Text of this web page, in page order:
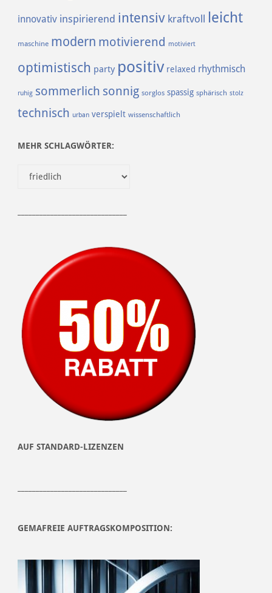
innovativ inspirierend intensiv kraftvoll leicht
maschine modern motivierend motiviert
optimistisch party positiv relaxed rhythmisch
ruhig sommerlich sonnig sorglos spassig sphärisch stolz
technisch urban verspielt wissenschaftlich
MEHR SCHLAGWÖRTER:
AUF STANDARD-LIZENZEN
GEMAFREIE AUFTRAGSKOMPOSITION: